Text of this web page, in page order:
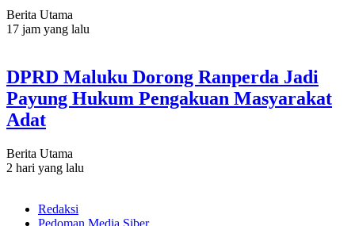
Berita Utama
17 jam yang lalu
DPRD Maluku Dorong Ranperda Jadi
Payung Hukum Pengakuan Masyarakat
Adat
Berita Utama
2 hari yang lalu
Redaksi
Pedoman Media Siber